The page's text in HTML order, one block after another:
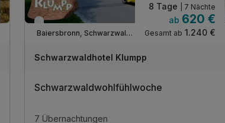
Verfügbar bis November
Baiersbronn, Schwarzwald Nord
8 Tage | 7 Nächte
ab 620 €
Gesamt ab 1.240 €
Schwarzwaldhotel Klumpp
Schwarzwaldwohlfühlwoche
7 Übernachtungen